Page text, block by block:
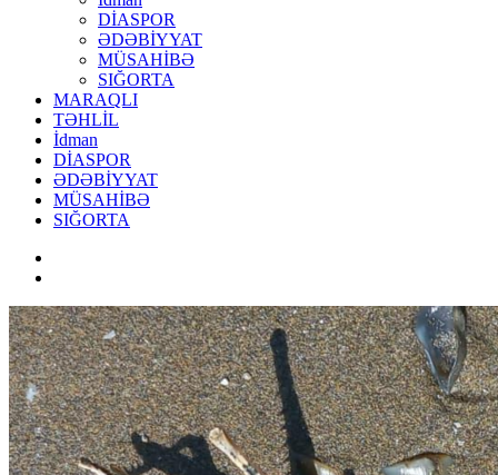
DİASPOR
ƏDƏBİYYAT
MÜSAHİBƏ
SIĞORTA
MARAQLI
TƏHLİL
İdman
DİASPOR
ƏDƏBİYYAT
MÜSAHİBƏ
SIĞORTA